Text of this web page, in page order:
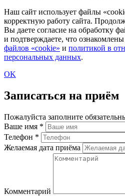
Наш сайт использует файлы
корректную работу сайта.
Вы даете согласие на обработку
и подтверждаете, что ознакомлены
файлов «cookie» и политикой в
персональных данных.
OK
Записаться на приём
Пожалуйста заполните
Ваше имя *
Телефон *
Желаемая дата приёма
Комментарий